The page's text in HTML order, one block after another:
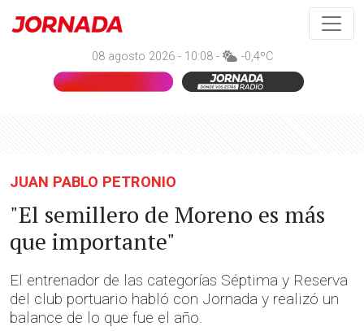
08 agosto 2026 - 10:08 - -0,4ºC
JUAN PABLO PETRONIO
"El semillero de Moreno es más
que importante"
El entrenador de las categorías Séptima y Reserva
del club portuario habló con Jornada y realizó un
balance de lo que fue el año.